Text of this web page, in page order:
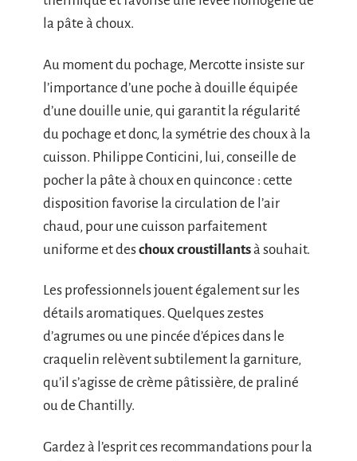
la pâte à choux.
Au moment du pochage, Mercotte insiste sur
l’importance d’une poche à douille équipée
d’une douille unie, qui garantit la régularité
du pochage et donc, la symétrie des choux à la
cuisson. Philippe Conticini, lui, conseille de
pocher la pâte à choux en quinconce : cette
disposition favorise la circulation de l’air
chaud, pour une cuisson parfaitement
uniforme et deschoux croustillantsà souhait.
Les professionnels jouent également sur les
détails aromatiques. Quelques zestes
d’agrumes ou une pincée d’épices dans le
craquelin relèvent subtilement la garniture,
qu’il s’agisse de crème pâtissière, de praliné
ou de Chantilly.
Gardez à l’esprit ces recommandations pour la